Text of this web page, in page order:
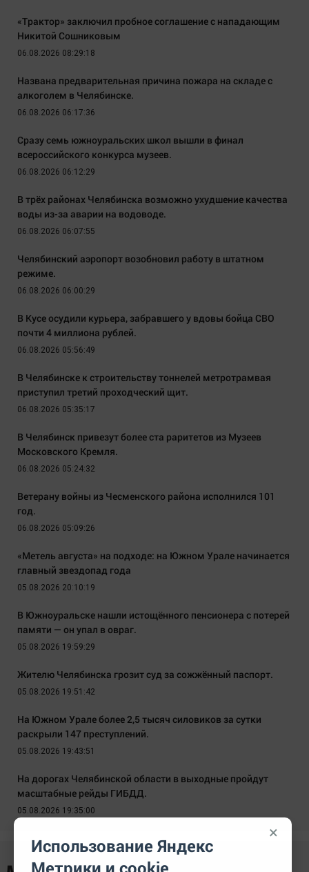
«Трактор» заключил пробное соглашение с нападающим
Никитой Сошниковым
06.08.2026 08:29:18
Названа предварительная причина пожара на складе с
алкоголем в Челябинске.
06.08.2026 06:17:36
Сразу семь южноуральских школ вышли в финал
всероссийского конкурса музеев.
06.08.2026 06:12:29
В трёх районах Челябинска возможно ухудшение качества
воды из-за аварии на водоводе.
06.08.2026 06:07:55
Челябинский аэропорт возобновил работу в штатном
режиме.
06.08.2026 06:00:29
В Кусе осудили курьера, забравшего у вдовы бойца СВО
почти 4 миллиона рублей.
06.08.2026 05:56:49
В Челябинске к строительству тоннелей метротрамвая
приступил третий проходческий щит.
06.08.2026 05:35:17
В Челябинск привезут более ста раритетов из Музеев
Московского Кремля.
06.08.2026 05:24:32
Ветерану войны из Чесменского района исполнился 101
год.
06.08.2026 05:09:26
«Метель августа» на подходе: на Южном Урале начинается
главный звездопад года
05.08.2026 20:10:19
В Южноуральске нашли истощённого пенсионера с потерей
памяти — он упал в овраг.
05.08.2026 19:59:29
Жителю Челябинска грозит суд за сожжённый паспорт.
05.08.2026 19:51:42
На Южном Урале более 2,5 тысяч силовиков за сутки
раскрыли 147 преступлений.
05.08.2026 19:43:51
На дорогах Челябинской области в выходные пройдут
масштабные рейды ГИБДД.
05.08.2026 19:35:00
×
Использование Яндекс